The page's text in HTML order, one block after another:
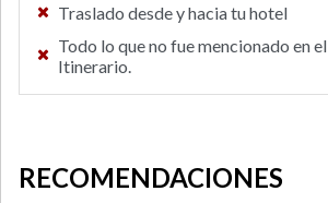
Traslado desde y hacia tu hotel
Todo lo que no fue mencionado en el
Itinerario.
RECOMENDACIONES